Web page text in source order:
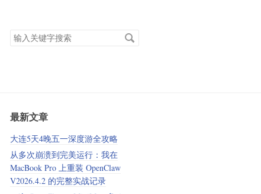
搜
索
最新文章
大连5天4晚五一深度游全攻略
从多次崩溃到完美运行：我在
MacBook Pro 上重装 OpenClaw
V2026.4.2 的完整实战记录